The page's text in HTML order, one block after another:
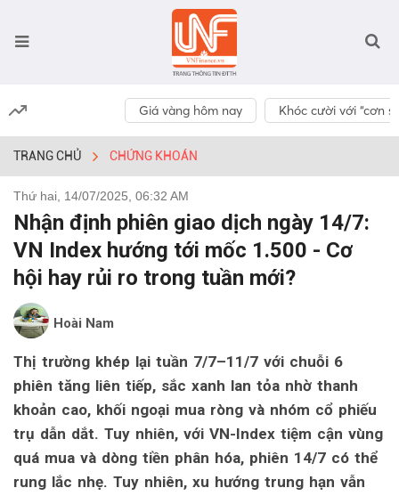
Giá vàng hôm nay Khóc cười với “cơn
TRANG CHỦ CHỨNG KHOÁN
Thứ hai, 14/07/2025, 06:32 AM
Nhận định phiên giao dịch ngày 14/7:
VN Index hướng tới mốc 1.500 - Cơ
hội hay rủi ro trong tuần mới?
Hoài Nam
Thị trường khép lại tuần 7/7–11/7 với chuỗi 6
phiên tăng liên tiếp, sắc xanh lan tỏa nhờ thanh
khoản cao, khối ngoại mua ròng và nhóm cổ phiếu
trụ dẫn dắt. Tuy nhiên, với VN-Index tiệm cận vùng
quá mua và dòng tiền phân hóa, phiên 14/7 có thể
rung lắc nhẹ. Tuy nhiên, xu hướng trung hạn vẫn